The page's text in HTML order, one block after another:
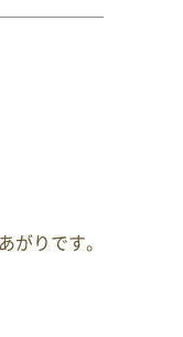
がりです。